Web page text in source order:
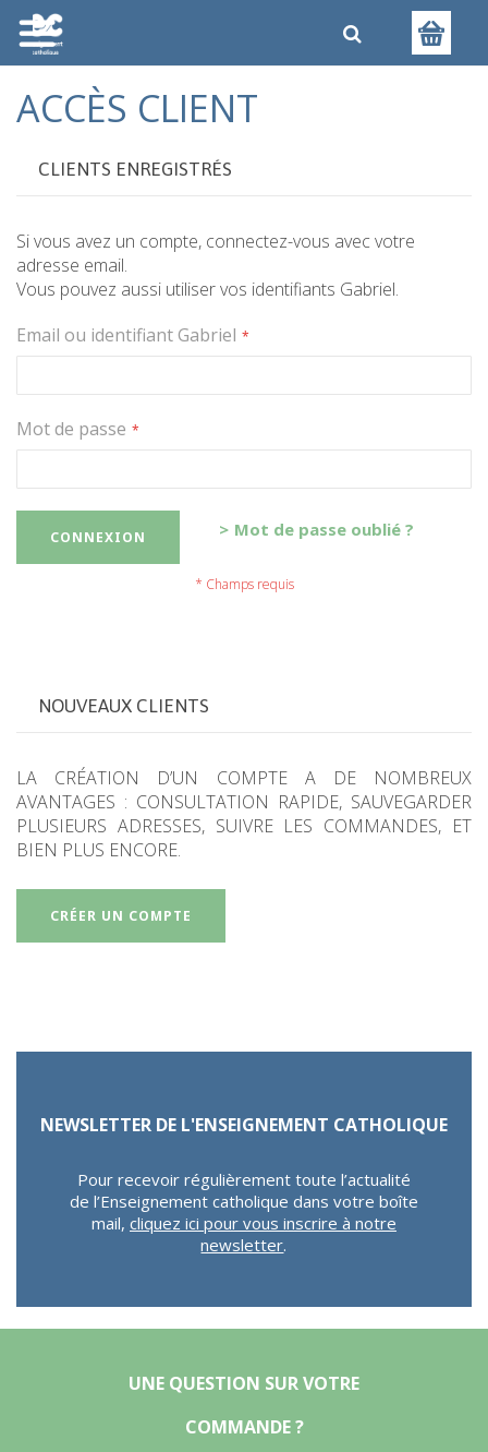
ACCÈS CLIENT
CLIENTS ENREGISTRÉS
Si vous avez un compte, connectez-vous avec votre
adresse email.
Vous pouvez aussi utiliser vos identifiants Gabriel.
Email ou identifiant Gabriel
Mot de passe
CONNEXION Mot de passe oublié ?
NOUVEAUX CLIENTS
LA CRÉATION D’UN COMPTE A DE NOMBREUX
AVANTAGES : CONSULTATION RAPIDE, SAUVEGARDER
PLUSIEURS ADRESSES, SUIVRE LES COMMANDES, ET
BIEN PLUS ENCORE.
CRÉER UN COMPTE
NEWSLETTER DE L'ENSEIGNEMENT CATHOLIQUE
Pour recevoir régulièrement toute l’actualité
de l’Enseignement catholique dans votre boîte
mail, cliquez ici pour vous inscrire à notre
newsletter.
UNE QUESTION SUR VOTRE
COMMANDE ?